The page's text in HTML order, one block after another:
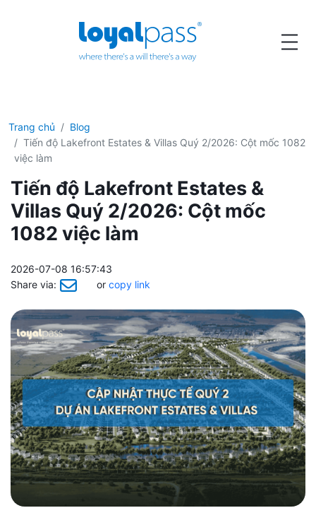
Trang chủ
Blog
Tiến độ Lakefront Estates & Villas Quý 2/2026: Cột mốc 1082
việc làm
Tiến độ Lakefront Estates &
Villas Quý 2/2026: Cột mốc
1082 việc làm
2026-07-08 16:57:43
Share via:
or copy link